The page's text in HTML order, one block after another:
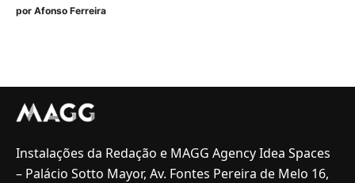
por Afonso Ferreira
Instalações da Redação e MAGG Agency Idea Spaces
– Palácio Sotto Mayor, Av. Fontes Pereira de Melo 16,